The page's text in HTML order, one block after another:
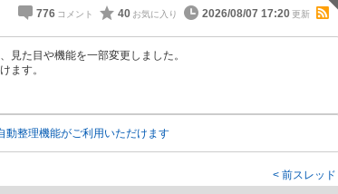
776 40 2026/08/07 17:20
見た目や機能を一部変更しました。
ます。
動整理機能がご利用いただけます
前スレッド